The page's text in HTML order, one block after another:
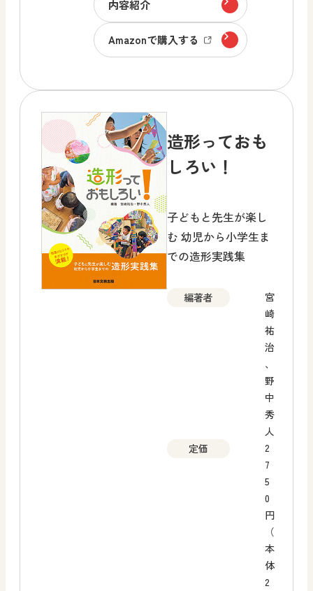
内容紹介
Amazonで購入する
造形っておも
しろい！
子どもと先生が楽し
む 幼児から小学生ま
での造形実践集
編著者
宮
崎
祐
治
、
野
中
秀
人
定価
2
7
5
0
円
（
本
体
2